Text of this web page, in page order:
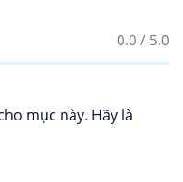
0.0 / 5.0
mục này. Hãy là